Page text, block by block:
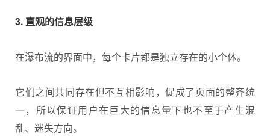
3. 直观的信息层级
在瀑布流的界面中，每个卡片都是独立存在的小个体。
它们之间共同存在但不互相影响，促成了页面的整齐统
一，所以保证用户在巨大的信息量下也不至于产生混
乱、迷失方向。